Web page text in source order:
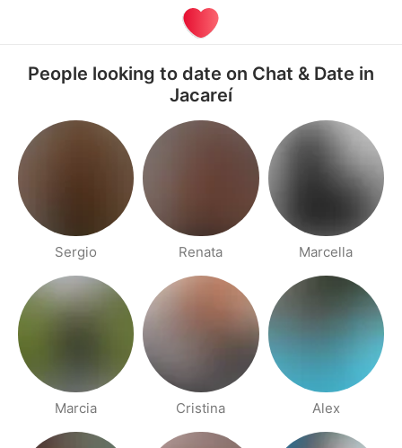
People looking to date on Chat & Date in
Jacareí
Sergio Renata Marcella
Marcia Cristina Alex